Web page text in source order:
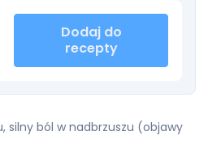
Dodaj do
recepty
silny ból w nadbrzuszu (objawy